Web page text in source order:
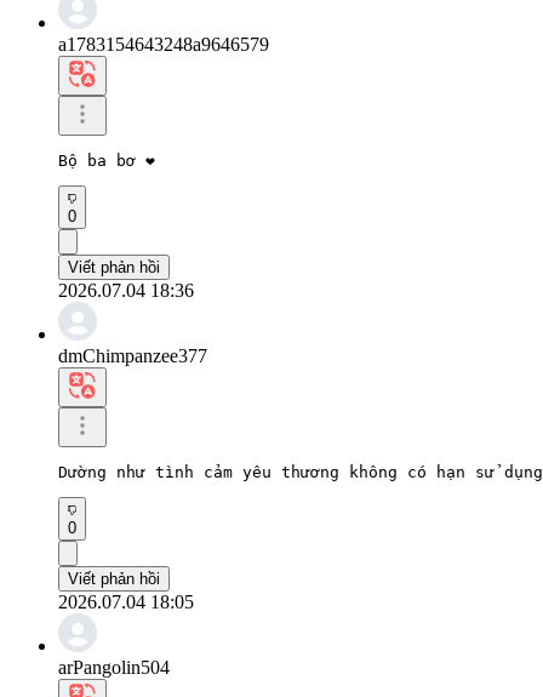
a1783154643248a9646579
Bộ ba bơ ❤️
0
Viết phản hồi
2026.07.04 18:36
dmChimpanzee377
Dường như tình cảm yêu thương không có hạn sử
0
Viết phản hồi
2026.07.04 18:05
arPangolin504